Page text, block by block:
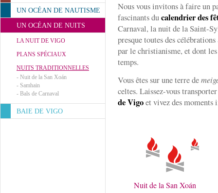
UN OCÉAN DE NAUTISME
UN OCÉAN DE NUITS
LA NUIT DE VIGO
PLANS SPÉCIAUX
NUITS TRADITIONNELLES
- Nuit de la San Xoán
- Samhain
- Bals de Carnaval
BAIE DE VIGO
Nous vous invitons à faire un
fascinants ducalendrier des
Carnaval, la nuit de la Saint-
presque toutes des
par le christianisme, et dont
temps.
Vous êtes sur une terre de
celtes. Laissez-vous
de Vigoet vivez des moments
Nuit de la San Xoán